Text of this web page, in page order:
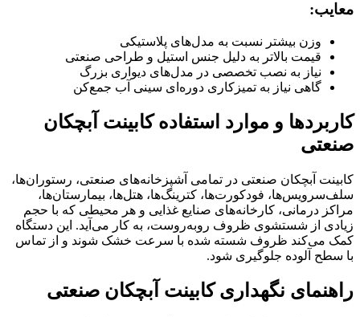
معایب:
وزن بیشتر نسبت به مدل‌های پلاستیکی
قیمت بالاتر به دلیل جنس استیل و طراحی صنعتی
نیاز به نصب تخصصی در مدل‌های دیواری بزرگ
گاهی نیاز به تمیزکاری دوره‌ای سینی آب جمع‌کن
کاربردها و موارد استفاده کابینت آبچکان
صنعتی
کابینت آبچکان صنعتی در تمامی آشپزخانه‌های صنعتی، رستوران‌ها،
سلف‌سرویس‌ها، فودکورت‌ها، کترینگ‌ها، هتل‌ها، بیمارستان‌ها،
مراکز درمانی، کارخانه‌های صنایع غذایی و هر محیطی که با حجم
زیادی از شستشوی ظروف روبه‌روست، به کار می‌آید. این دستگاه
کمک می‌کند ظروف شسته شده با سرعت خشک شوند و از تماس
با سطح آلوده جلوگیری شود.
راهنمای نگهداری کابینت آبچکان صنعتی